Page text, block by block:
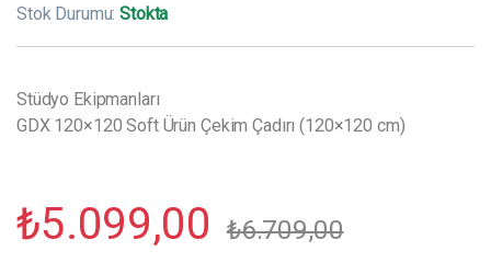
Stok Durumu:Stokta
Stüdyo Ekipmanları
GDX 120×120 Soft Ürün Çekim Çadırı (120×120 cm)
₺5.099,00 ₺6.709,00